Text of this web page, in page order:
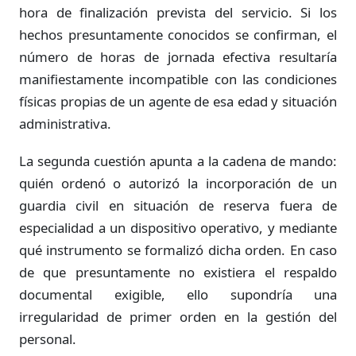
hora de finalización prevista del servicio. Si los
hechos presuntamente conocidos se confirman, el
número de horas de jornada efectiva resultaría
manifiestamente incompatible con las condiciones
físicas propias de un agente de esa edad y situación
administrativa.
La segunda cuestión apunta a la cadena de mando:
quién ordenó o autorizó la incorporación de un
guardia civil en situación de reserva fuera de
especialidad a un dispositivo operativo, y mediante
qué instrumento se formalizó dicha orden. En caso
de que presuntamente no existiera el respaldo
documental exigible, ello supondría una
irregularidad de primer orden en la gestión del
personal.